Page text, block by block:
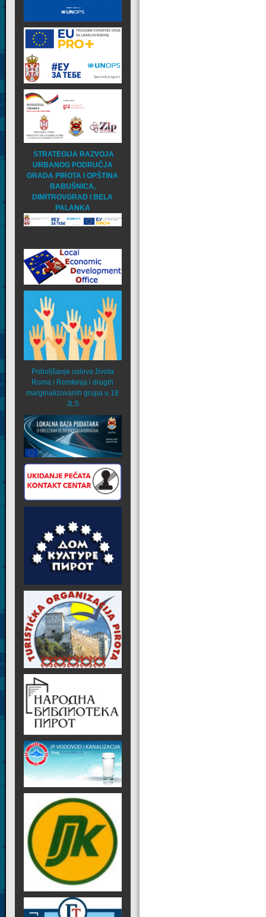
STRATEGIJA RAZVOJA
URBANOG PODRUČJA
GRADA PIROTA I OPŠTINA
BABUŠNICA,
DIMITROVGRAD I BELA
PALANKA
Poboljšanje uslova života
Roma i Romkinja i drugih
marginalizovanih grupa u 18
JLS